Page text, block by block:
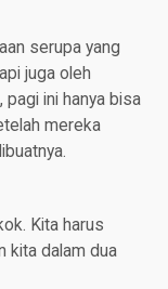
serupa yang
juga oleh
ini hanya bisa
mereka
Kita harus
kita dalam dua